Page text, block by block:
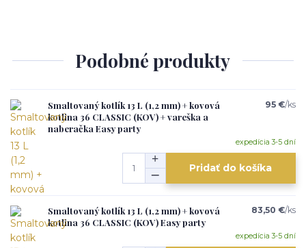
Podobné produkty
Smaltovaný kotlík 13 L (1,2 mm) + kovová
kotlina 36 CLASSIC (KOV) + vareška a
naberačka Easy party
95 €/ks
expedícia 3-5 dní
Pridať do košíka
Smaltovaný kotlík 13 L (1,2 mm) + kovová
kotlina 36 CLASSIC (KOV) Easy party
83,50 €/ks
expedícia 3-5 dní